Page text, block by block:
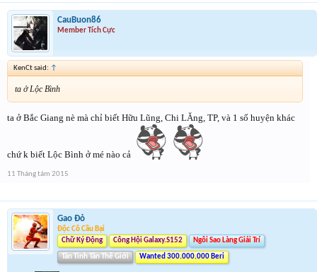
CauBuon86
Member Tích Cực
KenCt said: ↑
ta ở Lộc Bình
ta ở Bắc Giang nè mà chỉ biết Hữu Lũng, Chi LĂng, TP, và 1 số huyện khác
chứ k biết Lộc Bình ở mé nào cả
11 Tháng tám 2015
Gao Đỏ
Độc Cô Cầu Bại
Chữ Ký Động
Công Hội Galaxy.S152 Ngôi Sao Làng Giải Trí
Tân Tinh Tân Thế Giới Wanted 300.000.000 Beri